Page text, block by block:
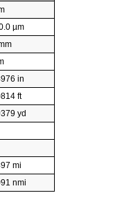
µm
in
ft
yd
mi
nmi